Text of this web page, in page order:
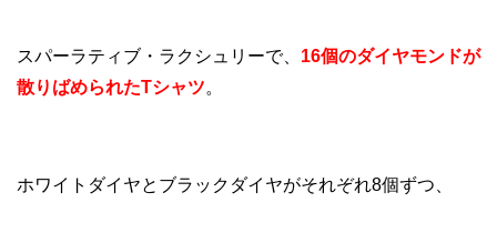
スパーラティブ・ラクシュリーで、 16個のダイヤモンドが
散りばめられたTシャツ。
ホワイトダイヤとブラックダイヤがそれぞれ8個ずつ、